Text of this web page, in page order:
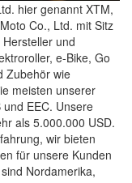
hier genannt XTM,
Co., Ltd. mit Sitz
und
e-Bike, Go
Zubehör wie
meisten unserer
und EEC. Unsere
als 5.000.000 USD.
wir bieten
für unsere Kunden
Nordamerika,